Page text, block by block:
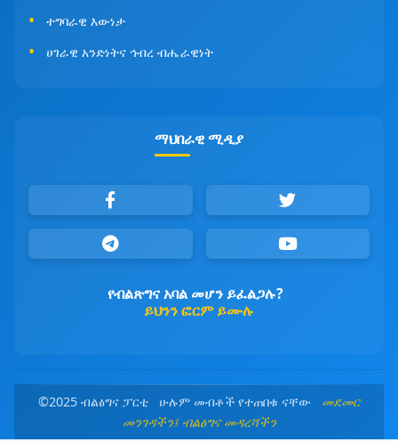
ተግባራዊ እውነታ
ሀገራዊ አንድነትና ኅብረ ብሔራዊነት
ማህበራዊ ሚዲያ
የብልጽግና አባል መሆን ይፈልጋሉ?
ይህንን ፎርም ይሙሉ
©2025 ብልፅግና ፓርቲ ሁሉም መብቶች የተጠበቁ ናቸው መደመር
መንገዳችን፤ ብልፅግና መዳረሻችን